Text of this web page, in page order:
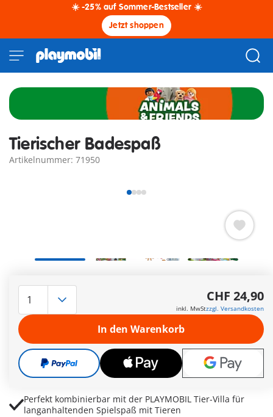
☀️ -25% auf Sommer-Bestseller ☀️
Jetzt shoppen
Tierischer Badespaß
Artikelnummer: 71950
Badewanne mit Duschvorhang lädt zu realistischen
Badeszenen und fürsorglichem Rollenspiel ein
Shampoo, Bürste, Seife und Handtuch fördern kreative
Pflegemomente voller Fantasie und Nähe
Waschbecken, Körbchen und Zubehör sorgen für
abwechslungsreiche Spielszenen in der Animals & Friends
Perfekt kombinierbar mit der PLAYMOBIL Tier-Villa für
langanhaltenden Spielspaß mit Tieren
CHF 24,90
inkl. MwStzzgl. Versandkosten
In den Warenkorb